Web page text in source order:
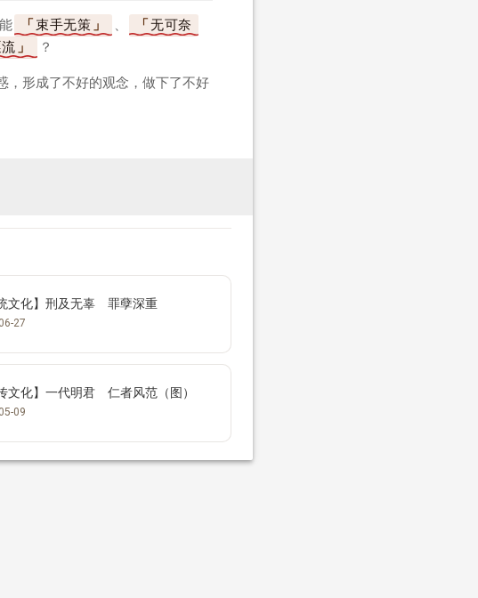
束手无策
无可奈
？
，形成了不好的观念，做下了不好
统文化】刑及无辜 罪孽深重
27
文化】一代明君 仁者风范（图）
09